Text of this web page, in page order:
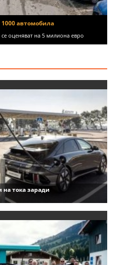
автомобила
оценяват на 5 милиона евро
тока заради